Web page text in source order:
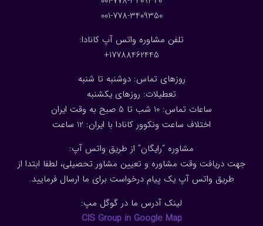
001-778-3409350
تلفن مشاوره واتس آپ کانادا:
17788462445+
روزهای تماس: دوشنبه تا شنبه
تعطیلات: روزهای یکشنبه
ساعات تماس: 10 شب تا 5 صبح به وقت ایران
اختلاف ساعت ونکوور کانادا با ایران: 1 2 ساعت
مشاوره “رایگان” از طریق واتس آپ:
جهت دریافت وقت مشاوره و تعیین مشاور تحصیلی، لطفا ابتدا از
طریق واتس آپ یک پیام درخواست برای ما ارسال فرمایید.
لینک آدرس ما در گوگل مپ:
CIS Group in Google Map